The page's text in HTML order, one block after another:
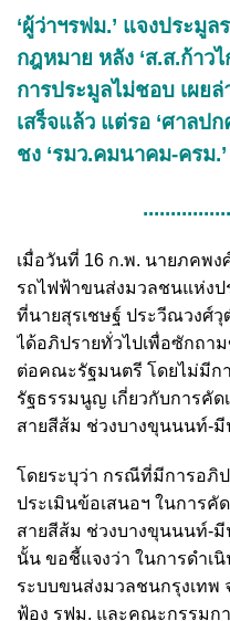
‘ผู้ว่าฯรฟม.’ แจงประมู
กฎหมาย หลัง ‘ส.ส.ก้าว
การประมูลไม่ชอบ เผย
เสร็จแล้ว แต่รอ ‘ศาลป
ชง ‘รมว.คมนาคม-ครม
เมื่อวันที่ 16 ก.พ. นายภคพ
รถไฟฟ้าขนส่งมวลชนแห่งป
ที่นายสุรเชษฐ์ ประวีณวงศ์
ได้อภิปรายทั่วไปเพื่อซักถา
ต่อคณะรัฐมนตรี โดยไม่มีก
รัฐธรรมนูญ เกี่ยวกับการคัด
สายสีส้ม ช่วงบางขุนนนท์-มี
โดยระบุว่า กรณีที่มีการอภิ
ประเมินข้อเสนอฯ ในการคั
สายสีส้ม ช่วงบางขุนนนท์-มี
นั้น ขอชี้แจงว่า ในการดำเ
ระบบขนส่งมวลชนกรุงเทพ
ฟ้อง รฟม. และคณะกรรมก